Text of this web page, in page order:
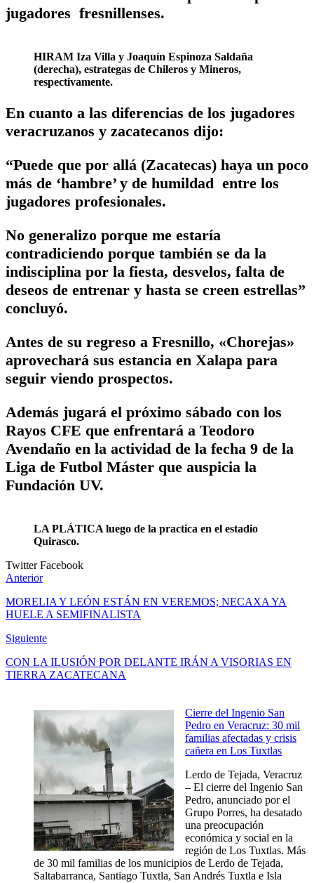
jugadores fresnillenses.
HIRAM Iza Villa y Joaquín Espinoza Saldaña
(derecha), estrategas de Chileros y Mineros,
respectivamente.
En cuanto a las diferencias de los jugadores
veracruzanos y zacatecanos dijo:
“Puede que por allá (Zacatecas) haya un poco
más de ‘hambre’ y de humildad entre los
jugadores profesionales.
No generalizo porque me estaría
contradiciendo porque también se da la
indisciplina por la fiesta, desvelos, falta de
deseos de entrenar y hasta se creen estrellas”
concluyó.
Antes de su regreso a Fresnillo, «Chorejas»
aprovechará sus estancia en Xalapa para
seguir viendo prospectos.
Además jugará el próximo sábado con los
Rayos CFE que enfrentará a Teodoro
Avendaño en la actividad de la fecha 9 de la
Liga de Futbol Máster que auspicia la
Fundación UV.
LA PLÁTICA luego de la practica en el estadio
Quirasco.
TwitterFacebook
Anterior
MORELIA Y LEÓN ESTÁN EN VEREMOS; NECAXA YA
HUELE A SEMIFINALISTA
Siguiente
CON LA ILUSIÓN POR DELANTE IRÁN A VISORIAS EN
TIERRA ZACATECANA
Cierre del Ingenio San
Pedro en Veracruz: 30 mil
familias afectadas y crisis
cañera en Los Tuxtlas
Lerdo de Tejada, Veracruz
– El cierre del Ingenio San
Pedro, anunciado por el
Grupo Porres, ha desatado
una preocupación
económica y social en la
región de Los Tuxtlas. Más
de 30 mil familias de los municipios de Lerdo de Tejada,
Saltabarranca, Santiago Tuxtla, San Andrés Tuxtla e Isla